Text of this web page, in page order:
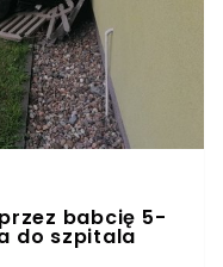
babcię 5-
do szpitala